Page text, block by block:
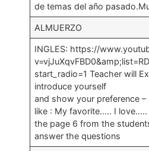
de temas del año
ALMUERZO
INGLES: https://
start_radio=1 Teacher will
introduce yourself
and show your preference
like : My favorite….. I love…..
the page 6 from the
answer the questions